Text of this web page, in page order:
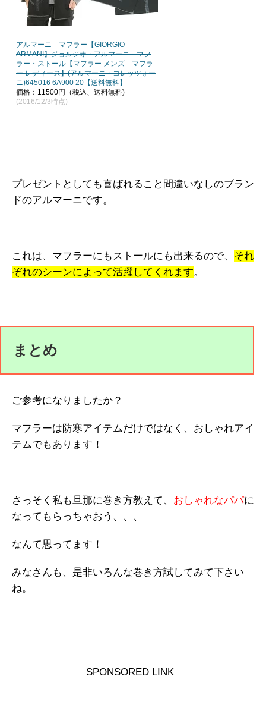
アルマーニ マフラー【GIORGIO
ARMANI】ジョルジオ・アルマーニ マフ
ラー・ストール【マフラー メンズ マフラ
ー レディース】(アルマーニ・コレッツォー
ニ)645016 6A900 20【送料無料】
価格：11500円（税込、送料無料)
(2016/12/3時点)
プレゼントとしても喜ばれること間違いなしのブラン
ドのアルマーニです。
これは、マフラーにもストールにも出来るので、 それ
ぞれのシーンによって活躍してくれます。
まとめ
ご参考になりましたか？
マフラーは防寒アイテムだけではなく、おしゃれアイ
テムでもあります！
さっそく私も旦那に巻き方教えて、 おしゃれなパパに
なってもらっちゃおう、、、
なんて思ってます！
みなさんも、是非いろんな巻き方試してみて下さい
ね。
SPONSORED LINK